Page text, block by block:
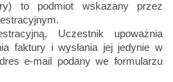
to podmiot wskazany przez
Uczestnik upoważnia
faktury i wysłania jej jedynie w
e-mail podany we formularzu